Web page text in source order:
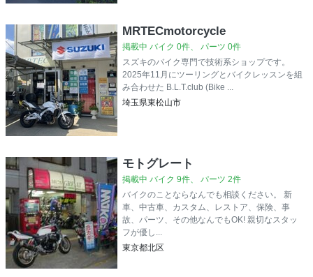
MRTECmotorcycle
掲載中 バイク 0件、 パーツ 0件
スズキのバイク専門で技術系ショップです。
2025年11月にツーリングとバイクレッスンを組
み合わせた B.L.T.club (Bike ...
埼玉県東松山市
モトグレート
掲載中 バイク 9件、 パーツ 2件
バイクのことならなんでも相談ください。 新
車、中古車、カスタム、レストア、保険、事
故、パーツ、その他なんでもOK! 親切なスタッ
フが優し...
東京都北区